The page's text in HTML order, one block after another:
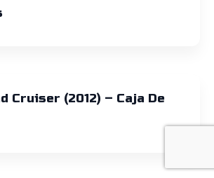
Cruiser (2012) – Caja De